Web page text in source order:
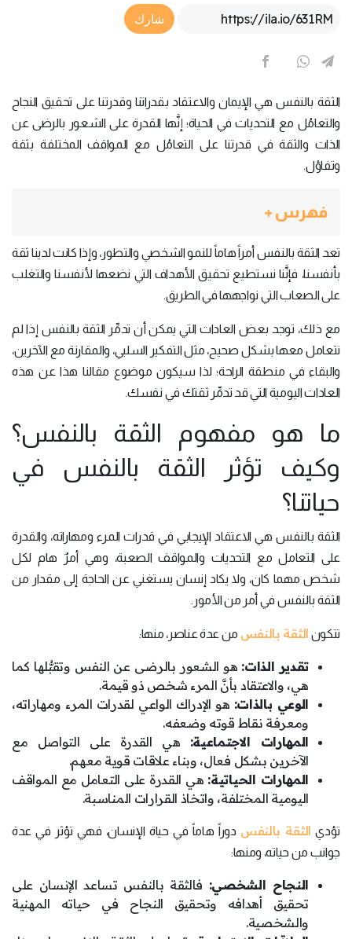
Article Link
شارك
الثقة بالنفس هي الإيمان والاعتقاد بقدراتنا وقدرتنا على تحقيق النجاح
والتعامُل مع التحديات في الحياة؛ إنَّها القدرة على الشعور بالرضى عن
الذات والثقة في قدرتنا على التعامُل مع المواقف المختلفة بثقة
وتفاؤل.
فهرس +
تعد الثقة بالنفس أمراً هاماً للنمو الشخصي والتطور، وإذا كانت لدينا ثقة
بأنفسنا، فإنَّنا نستطيع تحقيق الأهداف التي نضعها لأنفسنا والتغلب
على الصعاب التي نواجهها في الطريق.
مع ذلك، توجد بعض العادات التي يمكن أن تدمِّر الثقة بالنفس إذا لم
نتعامل معها بشكل صحيح، مثل التفكير السلبي، والمقارنة مع الآخرين،
والبقاء في منطقة الراحة؛ لذا سيكون موضوع مقالنا هذا عن هذه
العادات اليومية التي قد تدمِّر ثقتك في نفسك.
ما هو مفهوم الثقة بالنفس؟
وكيف تؤثر الثقة بالنفس في
حياتنا؟
الثقة بالنفس هي الاعتقاد الإيجابي في قدرات المرء ومهاراته، والقدرة
على التعامل مع التحديات والمواقف الصعبة، وهي أمرٌ هام لكل
شخص مهما كان، ولا يكاد إنسان يستغني عن الحاجة إلى مقدار من
الثقة بالنفس في أمر من الأمور.
تتكون الثقة بالنفس من عدة عناصر، منها:
تقدير الذات: هو الشعور بالرضى عن النفس وتقبُّلها كما
هي، والاعتقاد بأنَّ المرء شخص ذو قيمة.
الوعي بالذات: هو الإدراك الواعي لقدرات المرء ومهاراته،
ومعرفة نقاط قوته وضعفه.
المهارات الاجتماعية: هي القدرة على التواصل مع
الآخرين بشكل فعال، وبناء علاقات قوية معهم.
المهارات الحياتية: هي القدرة على التعامل مع المواقف
اليومية المختلفة، واتخاذ القرارات المناسبة.
تؤدي الثقة بالنفس دوراً هاماً في حياة الإنسان، فهي تؤثر في عدة
جوانب من حياته، ومنها:
النجاح الشخصي: فالثقة بالنفس تساعد الإنسان على
تحقيق أهدافه وتحقيق النجاح في حياته المهنية
والشخصية.